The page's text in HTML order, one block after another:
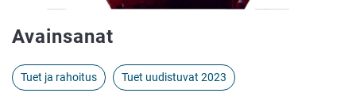
Avainsanat
Tuet ja rahoitus Tuet uudistuvat 2023